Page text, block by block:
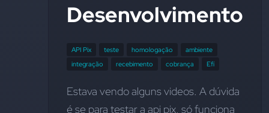
Desenvolvimento
API Pix teste homologação
ambiente
integração
recebimento cobrança Efí
Estava vendo alguns videos. A dúvida
é se para testar a api pix, só funciona